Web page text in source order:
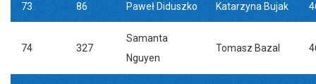
73 86 Paweł Diduszko Katarzyna Bujak
74 327
Samanta
Nguyen
Tomasz Bazal